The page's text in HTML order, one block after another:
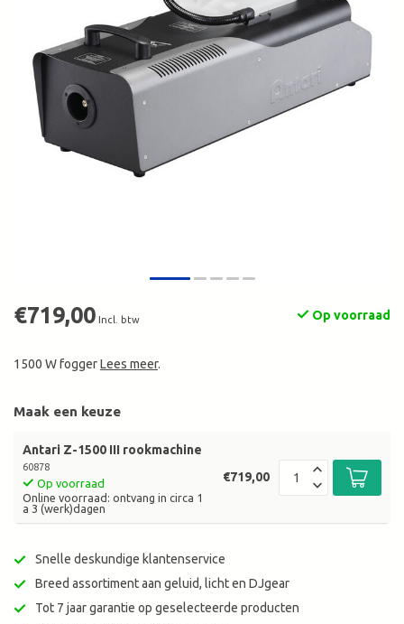
€719,00 Incl. btw Op voorraad
1500 W foggerLees meer.
Maak een keuze
Antari Z-1500 III rookmachine
60878
Op voorraad
Online voorraad: ontvang in circa 1
a 3 (werk)dagen
€719,00
Snelle deskundige klantenservice
Breed assortiment aan geluid, licht en DJgear
Tot 7 jaar garantie op geselecteerde producten